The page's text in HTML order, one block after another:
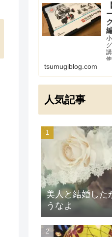
tsumugiblog.com
人気記事
美人と結婚した
うなよ